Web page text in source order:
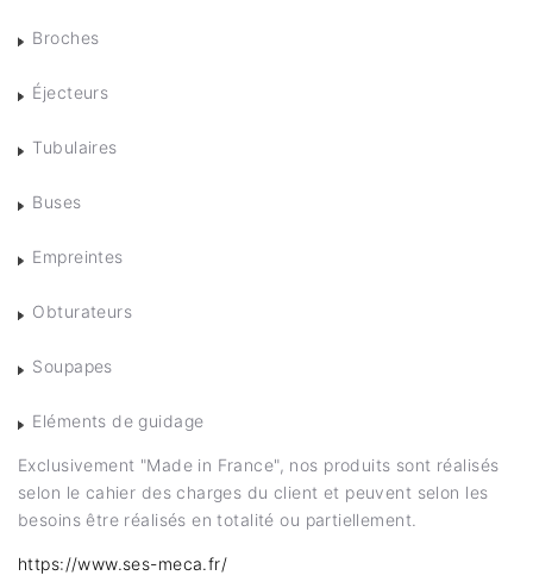
Broches
Éjecteurs
Tubulaires
Buses
Empreintes
Obturateurs
Soupapes
Eléments de guidage
Exclusivement "Made in France", nos produits sont réalisés
selon le cahier des charges du client et peuvent selon les
besoins être réalisés en totalité ou partiellement.
https://www.ses-meca.fr/